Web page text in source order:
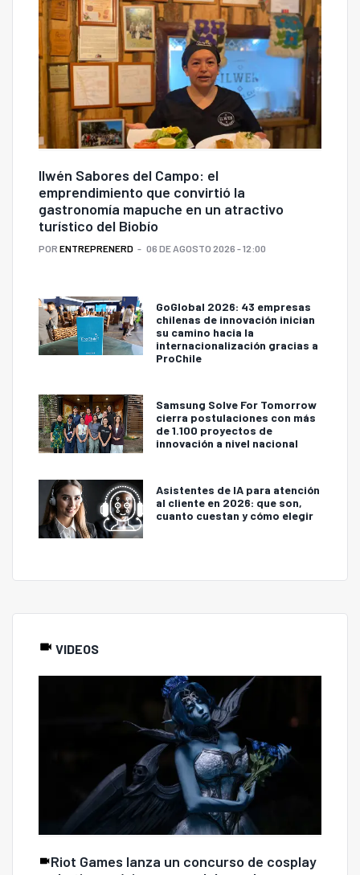
Ilwén Sabores del Campo: el
emprendimiento que convirtió la
gastronomía mapuche en un atractivo
turístico del Biobío
POR ENTREPRENERD 06 DE AGOSTO 2026 - 12:00
GoGlobal 2026: 43 empresas
chilenas de innovación inician
su camino hacia la
internacionalización gracias a
ProChile
Samsung Solve For Tomorrow
cierra postulaciones con más
de 1.100 proyectos de
innovación a nivel nacional
Asistentes de IA para atención
al cliente en 2026: que son,
cuanto cuestan y cómo elegir
VIDEOS
Riot Games lanza un concurso de cosplay